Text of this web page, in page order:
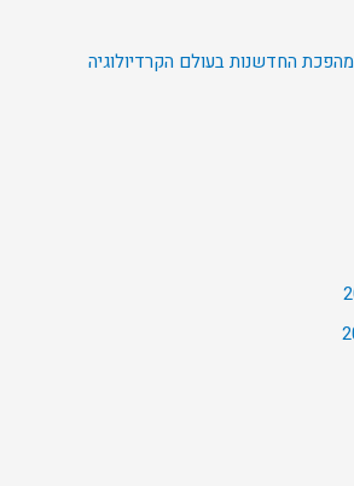
מהפכת החדשנות בעולם הקרדיולוגיה